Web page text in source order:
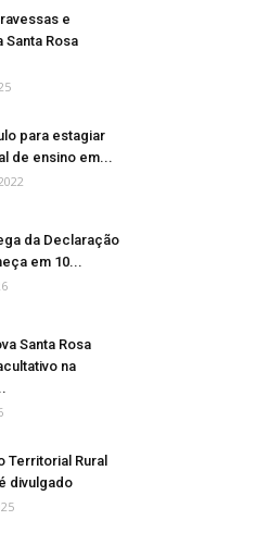
e
Santa Rosa
para estagiar
de ensino em...
da Declaração
em 10...
Santa Rosa
na
Territorial Rural
divulgado